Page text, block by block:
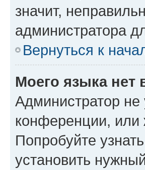
значит,
администратора
Вернуться к
Моего языка нет
Администратор
конференции, или
Попробуйте
установить